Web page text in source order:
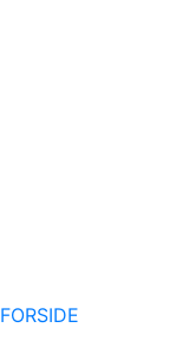
FORSIDE